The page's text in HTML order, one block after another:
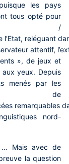
les pays
tous opté pour
/
reléguant
attentif,
», de jeux et
yeux. Depuis
menés par les
de
remarquables
nord-
… Mais avec de
la question